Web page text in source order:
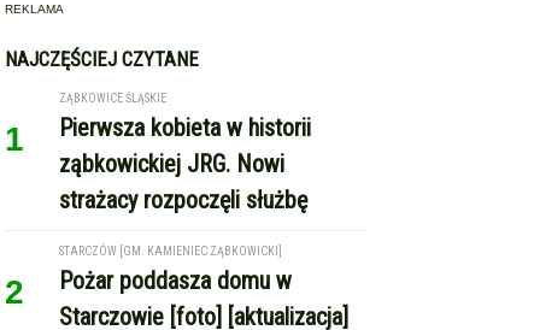
REKLAMA
NAJCZĘŚCIEJ CZYTANE
1
ZĄBKOWICE ŚLĄSKIE
Pierwsza kobieta w historii
ząbkowickiej JRG. Nowi
strażacy rozpoczęli służbę
2
STARCZÓW [GM. KAMIENIEC ZĄBKOWICKI]
Pożar poddasza domu w
Starczowie [foto] [aktualizacja]